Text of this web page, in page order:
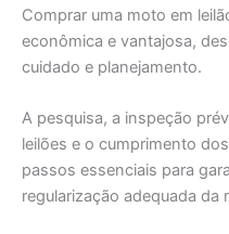
Comprar uma moto em
econômica e vantajosa,
cuidado e planejamento.
A pesquisa, a inspeção
leilões e o cumprimento
passos essenciais para
regularização adequada da